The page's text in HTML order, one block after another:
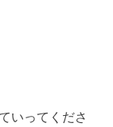
いってくださ